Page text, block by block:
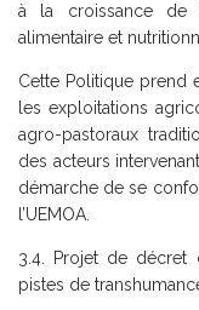
à la croissance de
alimentaire et
Cette Politique prend
les exploitations
agro-pastoraux
des acteurs
démarche de se
l’UEMOA.
3.4. Projet de décret
pistes de